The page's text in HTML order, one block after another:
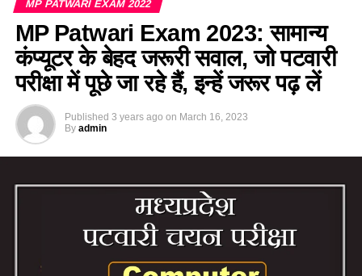
MP PATWARI EXAM 2022
MP Patwari Exam 2023: सामान्य
कंप्यूटर के बेहद जरूरी सवाल, जो पटवारी
परीक्षा में पूछे जा रहे हैं, इन्हें जरूर पढ़ लें
Published 3 years ago on March 16, 2023
By admin